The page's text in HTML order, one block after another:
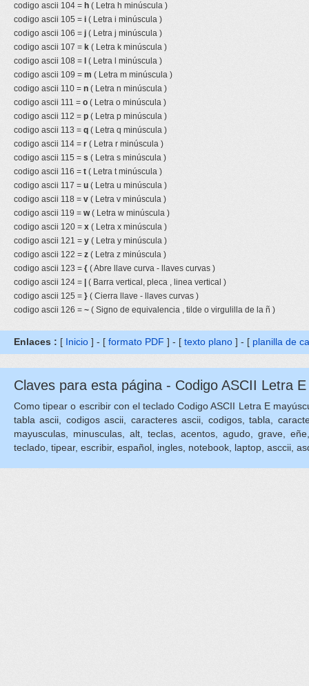
codigo ascii 104 = h ( Letra h minúscula )
codigo ascii 105 = i ( Letra i minúscula )
codigo ascii 106 = j ( Letra j minúscula )
codigo ascii 107 = k ( Letra k minúscula )
codigo ascii 108 =
( Letra l minúscula )
codigo ascii 109 = m ( Letra m minúscula )
codigo ascii 110 = n ( Letra n minúscula )
codigo ascii 111 = o ( Letra o minúscula )
codigo ascii 112 = p ( Letra p minúscula )
codigo ascii 113 = q ( Letra q minúscula )
codigo ascii 114 = r ( Letra r minúscula )
codigo ascii 115 = s ( Letra s minúscula )
codigo ascii 116 = t ( Letra t minúscula )
codigo ascii 117 = u ( Letra u minúscula )
codigo ascii 118 = v ( Letra v minúscula )
codigo ascii 119 = w( Letra w minúscula )
codigo ascii 120 = x ( Letra x minúscula )
codigo ascii 121 = y ( Letra y minúscula )
codigo ascii 122 = z ( Letra z minúscula )
codigo ascii 123 = { ( Abre llave curva - llaves curvas )
codigo ascii 124 =
( Barra vertical, pleca , linea vertical )
codigo ascii 125 = } ( Cierra llave - llaves curvas )
codigo ascii 126 = ~ ( Signo de equivalencia , tilde o virgulilla de la ñ )
Enlaces : [ Inicio ] - [ formato PDF ] - [ texto plano ] - [ planilla de
Claves para esta página - Codigo ASCII Letra
Como tipear o escribir con el teclado Codigo ASCII Letra E
tabla ascii, codigos ascii, caracteres ascii, codigos, tabla,
mayusculas, minusculas, alt, teclas, acentos, agudo, grave,
teclado, tipear, escribir, español, ingles, notebook, laptop, asccii,